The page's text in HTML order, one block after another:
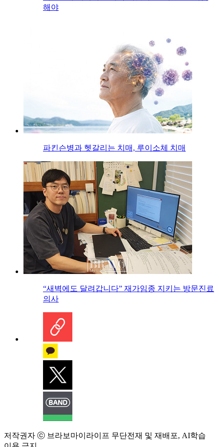
해야
파킨슨병과 헷갈리는 치매, 루이소체 치매
“새벽에도 달려갑니다” 재가임종 지키는 방문진료
의사
저작권자 ⓒ 브라보마이라이프 무단전재 및 재배포, AI학습